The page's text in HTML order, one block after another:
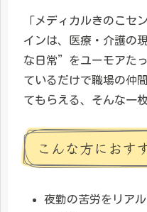
「メディカルきのこセ
インは、医療・介護の
な日常”をユーモアた
ているだけで職場の仲
てもらえる、そんな一枚
こんな方におす
夜勤の苦労をリア